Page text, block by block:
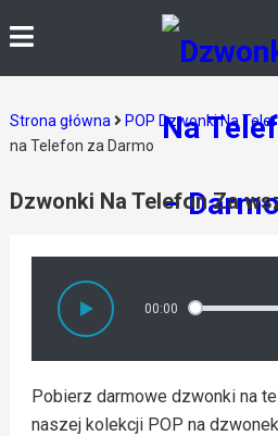
Strona główna POP Dzwonki Na
na Telefon za Darmo
Dzwonki Na Telefon Za
00:00
Pobierz darmowe dzwonki na
naszej kolekcji POP na